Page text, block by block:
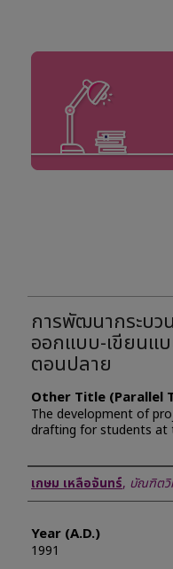
การพัฒนากระบว
ออกแบบ-เขียนแ
ตอนปลาย
Other Title (Parallel
The development of
drafting for students at
Author
เกษม เหลือจันทร์, บัณฑิตวิ
Year (A.D.)
1991